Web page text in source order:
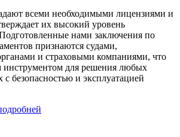
всеми необходимыми лицензиями и
их высокий уровень
нами заключения по
признаются судами,
и страховыми компаниями, что
инструментом для решения любых
с безопасностью и эксплуатацией